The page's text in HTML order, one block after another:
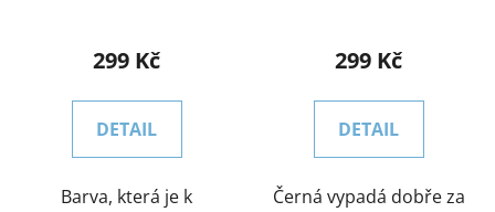
299 Kč
DETAIL
Barva, která je k
299 Kč
DETAIL
Černá vypadá dobře za